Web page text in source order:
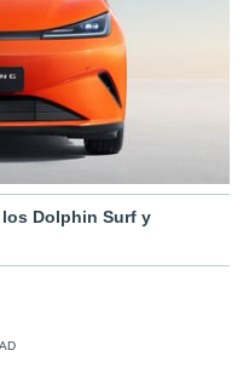
Dolphin Surf y